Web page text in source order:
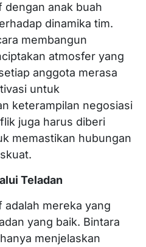
anak buah
dinamika tim.
membangun
atmosfer yang
anggota merasa
untuk
keterampilan negosiasi
juga harus diberi
memastikan hubungan
Teladan
mereka yang
yang baik. Bintara
menjelaskan